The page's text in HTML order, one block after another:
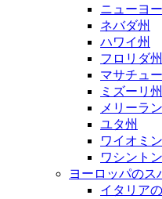
ニューヨ
ネバダ州
ハワイ州
フロリダ州
マサチュ
ミズーリ州
メリーラ
ユタ州
ワイオミ
ワシント
ヨーロッパのス
イタリア